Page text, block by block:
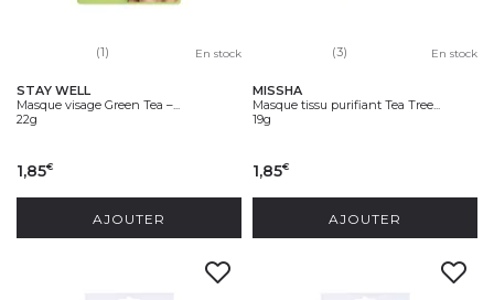
(1) En stock
STAY WELL
Masque visage Green Tea –...
22g
1,85€
AJOUTER
(3) En stock
MISSHA
Masque tissu purifiant Tea Tree...
19g
1,85€
AJOUTER